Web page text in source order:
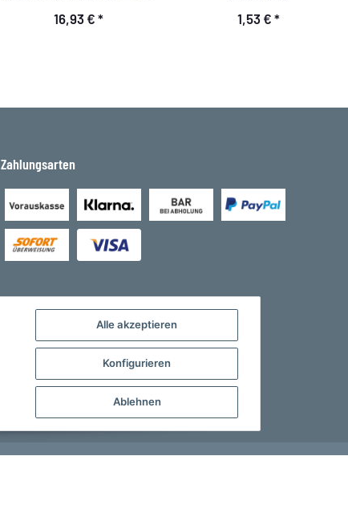
Alle akzeptieren
Konfigurieren
Ablehnen
16,93 € * 1,53 € *
Zahlungsarten